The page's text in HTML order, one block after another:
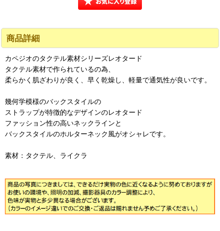
商品詳細
カペジオのタクテル素材シリーズレオタード
タクテル素材で作られているの為、
柔らかく肌ざわりが良く、早く乾燥し、軽量で通気性が良いです。
幾何学模様のバックスタイルの
ストラップが特徴的なデザインのレオタード
ファッション性の高いネックラインと
バックスタイルのホルターネック風がオシャレです。
素材：タクテル、ライクラ